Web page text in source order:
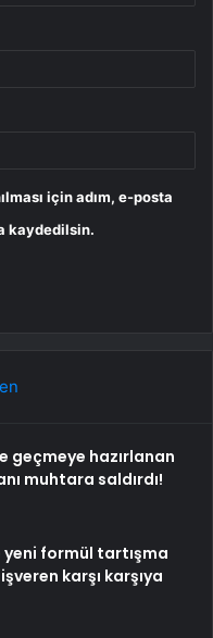
için adım, e-posta
kaydedilsin.
geçmeye hazırlanan
muhtara saldırdı!
formül tartışma
karşı karşıya